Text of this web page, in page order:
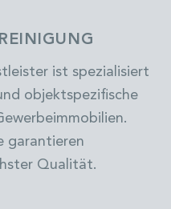
ist spezialisiert
objektspezifische
garantieren
Qualität.